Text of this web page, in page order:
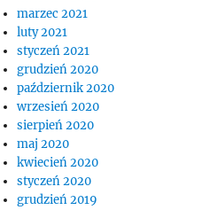
marzec 2021
luty 2021
styczeń 2021
grudzień 2020
październik 2020
wrzesień 2020
sierpień 2020
maj 2020
kwiecień 2020
styczeń 2020
grudzień 2019